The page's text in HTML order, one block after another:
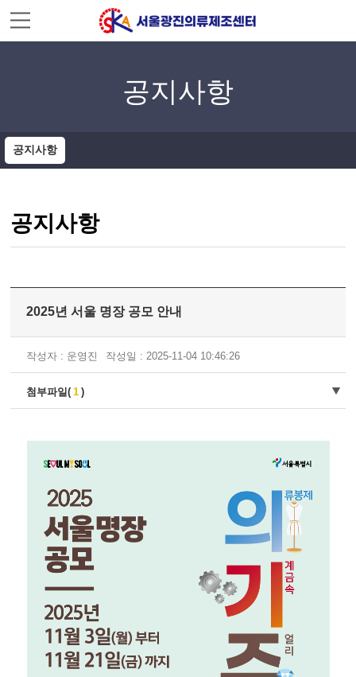
공지사항
공지사항
공지사항
2025년 서울 명장 공모 안내
작성자 : 운영진 작성일 : 2025-11-04 10:46:26
첨부파일( 1 )